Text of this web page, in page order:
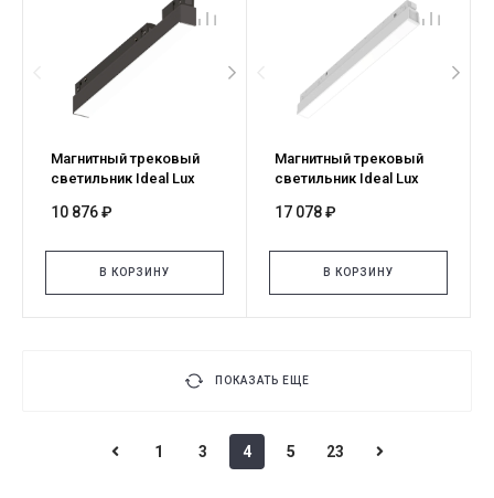
Магнитный трековый
светильник Ideal Lux
OFF NE 317960
10 876 ₽
В КОРЗИНУ
Магнитный трековый
светильник Ideal Lux
10V BI 303796
17 078 ₽
В КОРЗИНУ
ПОКАЗАТЬ ЕЩЕ
1 3 4 5 23